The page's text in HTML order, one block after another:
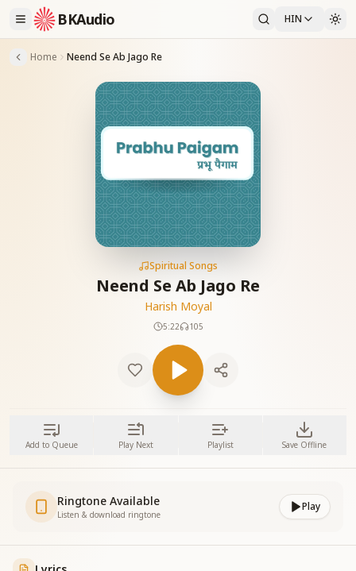
BKAudio HIN
Home Neend Se Ab Jago Re
Spiritual Songs
Neend Se Ab Jago Re
Harish Moyal
5:22 105
Add to Queue Play Next Playlist Save Offline
Ringtone Available
Listen & download ringtone
Play